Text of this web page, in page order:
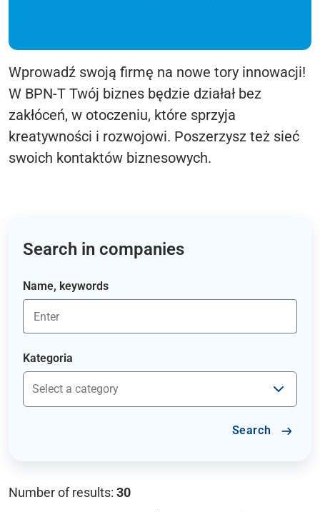
Wprowadź swoją firmę na nowe tory innowacji!
W BPN-T Twój biznes będzie działał bez
zakłóceń, w otoczeniu, które sprzyja
kreatywności i rozwojowi. Poszerzysz też sieć
swoich kontaktów biznesowych.
Search in companies
Name, keywords
Kategoria
Search
Number of results: 30